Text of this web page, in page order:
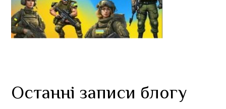
Останні записи блогу